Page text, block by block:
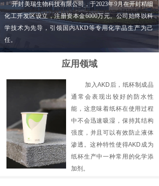
开封美瑞生物科技有限公司，于2023年9月在开封精细
化工开发区设立，注册资本金6000万元。公司始终以科
学技术为先导，引领国内AKD等专用化学品生产为己
任。
应用领域
加入AKD后，纸杯制成品
通常会表现出较好的防水性
能，这意味着纸杯在使用过程
中不会迅速吸湿，保持其结构
强度，并且可以有效防止液体
渗透。这种特性使得AKD成为
纸杯生产中一种常用的化学添
加剂。